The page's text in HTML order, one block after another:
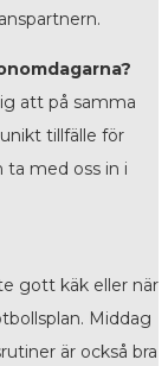
att på samma
tillfälle för
ta med oss in i
gott käk eller när
Middag
är också bra